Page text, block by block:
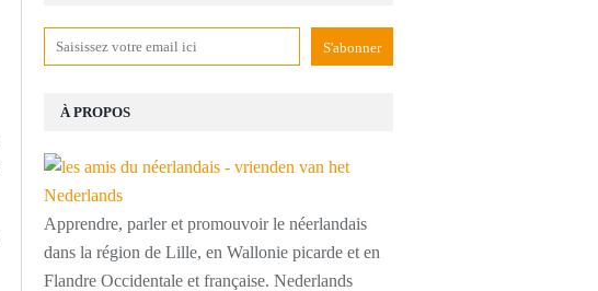
À PROPOS
Apprendre, parler et promouvoir le néerlandais
dans la région de Lille, en Wallonie picarde et en
Flandre Occidentale et française. Nederlands